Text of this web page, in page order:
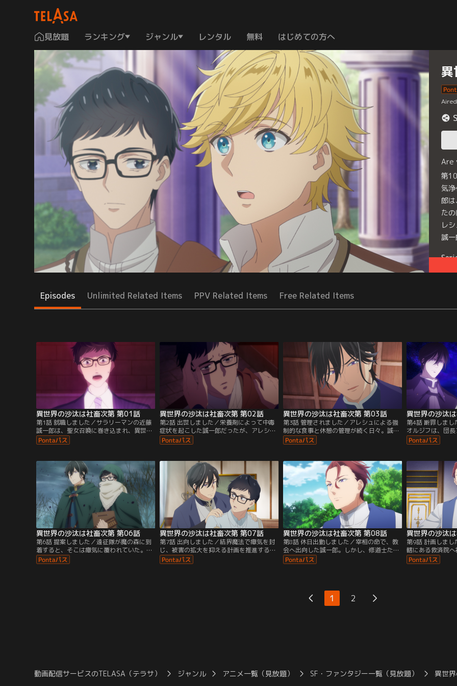
見放題 ランキング ジャンル レンタル 無料 はじめての方へ
Are
第
気
郎
た
レ
誠
Episodes Unlimited Related Items PPV Related Items Free Related Items
異世界の沙汰は社畜次第 第01話
第1話 就職しました／サラリーマンの近藤
誠一郎は、聖女召喚に巻き込まれ、異世界
のロマーニ王国に転移してしまう。昼夜を
問わず働き続け社畜根性が染みついていた
き始める。ある日、同僚のノルベルトから
もらった栄養剤で疲労が吹き飛ぶことを知
った誠一郎が、栄養剤を購入するために薬
屋を訪れると…。
異世界の沙汰は社畜次第 第02話
第2話 出世しました／栄養剤によって中毒
症状を起こした誠一郎だったが、アレシュ
による治癒魔法と「魔力を馴染ませる」処
置によってなんとか一命を取り留める。と
わらず仕事優先で職場へと飛び出していっ
てしまう。アレシュはそんな誠一郎の行動
に呆れながらもなぜか放っておけず、誠一
郎を医務局に連れて行く。
異世界の沙汰は社畜次第 第03話
第3話 管理されました／アレシュによる強
制的な食事と休憩の管理が続く日々。誠一
郎は、彼のような地位の高い人間がなぜ自
分のような庶民の世話を焼くのかと困惑す
し課』と揶揄される経理課の業務を紐解き
情報を探るうちに、王国の財政が困窮して
いることに気付いたのだ。
異世界の沙汰
第4話 断罪しま
オルジフは、団
ていた。書類仕
に気を配ったり
フがアレシュに
てた様子の医務
る。医務局に駆
たのは、満身創
異世界の沙汰は社畜次第 第06話
第6話 提案しました／遠征隊が魔の森に到
着すると、そこは瘴気に覆われていた。ア
レシュに念入りに結界魔法をかけてもらっ
た誠一郎は、ユーリウスらと共に森の奥ま
異世界の沙汰は社畜次第 第07話
第7話 出向しました／結界魔法で瘴気を封
じ、被害の拡大を抑える計画を推進するた
め、誠一郎は多忙な日々を過ごしていた。
ある日、買い物を終えた誠一郎とノルベル
異世界の沙汰は社畜次第 第08話
第8話 休日出勤しました／宰相の命で、教
会へ出向した誠一郎。しかし、修道士たち
の態度は冷ややかで非協力的、経理担当者
も不在で査察は難航する。だが、放置され
を刺されながらも、教会のいろいろな場所
へ出入りして独自に調査を進める。
異世界の沙汰
第9話 計画しま
轄にある救済院
身寄りのない子
できない子ども
1 2
動画配信サービスのTELASA（テラサ） ジャンル アニメ一覧（見放題） SF・ファンタジー一覧（見放題） 異世